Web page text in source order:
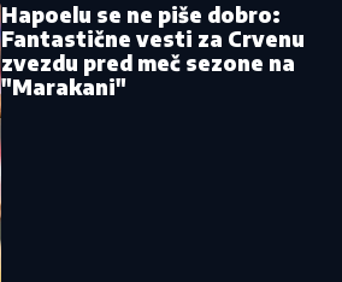
Hapoelu se ne piše dobro:
Fantastične vesti za Crvenu
zvezdu pred meč sezone na
"Marakani"